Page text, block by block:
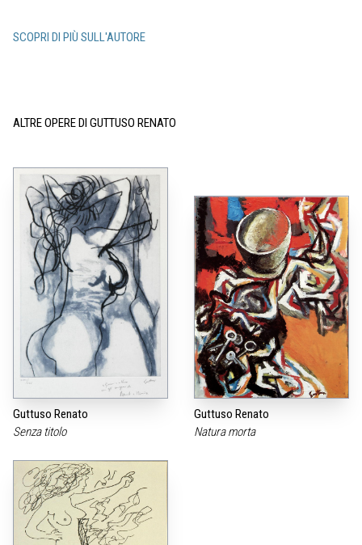
SCOPRI DI PIÙ SULL'AUTORE
ALTRE OPERE DI GUTTUSO RENATO
Guttuso Renato
Senza titolo
Guttuso Renato
Natura morta